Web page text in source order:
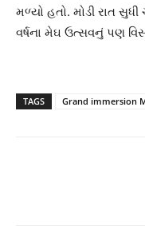
મળ્યો હતો. મોડી રાત
વર્ષના મેઘ ઉત્સવનું પણ
TAGS Grand immersion